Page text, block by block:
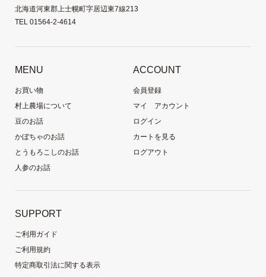
北海道河東郡上士幌町字居辺東7線213
TEL 01564-2-4614
MENU
お買い物
村上農場について
豆のお話
かぼちゃのお話
とうもろこしのお話
人参のお話
ACCOUNT
会員登録
マイ アカウント
ログイン
カートを見る
ログアウト
SUPPORT
ご利用ガイド
ご利用規約
特定商取引法に関する表示